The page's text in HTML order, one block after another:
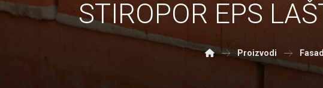
STIROPOR EPS
Proizvodi